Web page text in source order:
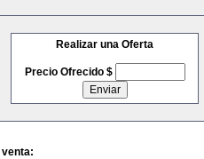
Realizar una Oferta
Precio Ofrecido $